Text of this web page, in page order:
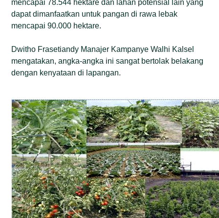
mencapai 78.544 hektare dan lahan potensial lain yang
dapat dimanfaatkan untuk pangan di rawa lebak
mencapai 90.000 hektare.
Dwitho Frasetiandy Manajer Kampanye Walhi Kalsel
mengatakan, angka-angka ini sangat bertolak belakang
dengan kenyataan di lapangan.